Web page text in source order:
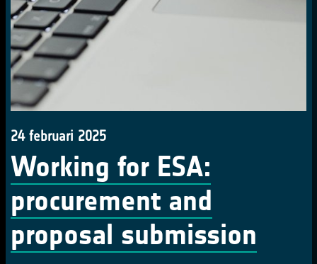
24 februari 2025
Working for ESA:
procurement and
proposal submission